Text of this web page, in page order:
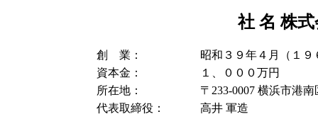
社 名 株
創 業：
昭和３９年４月（１９
資本金：
１、０００万円
所在地：
〒233-0007 横浜市港
代表取締役：
高井 軍造